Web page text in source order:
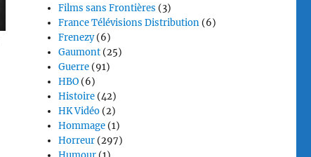
Films sans Frontières (3)
France Télévisions Distribution (6)
Frenezy(6)
Gaumont (25)
Guerre (91)
HBO (6)
Histoire (42)
HK Vidéo (2)
Hommage (1)
Horreur (297)